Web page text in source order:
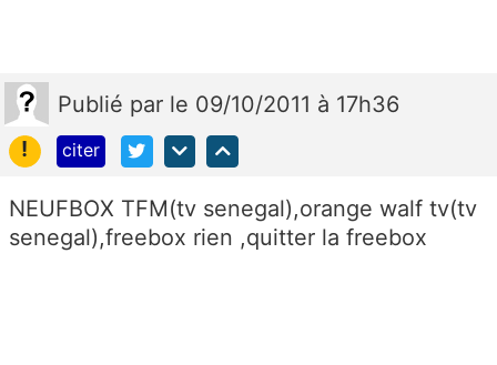
Publié par le 09/10/2011 à 17h36
!
citer
NEUFBOX TFM(tv senegal),orange walf tv(tv
senegal),freebox rien ,quitter la freebox